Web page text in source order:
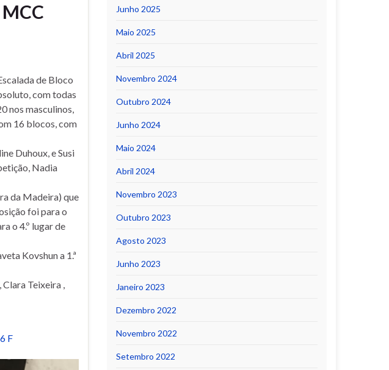
de Bloco
com todas
nos masculinos,
16 blocos, com
Duhoux, e Susi
Nadia
da Madeira) que
foi para o
o 4.º lugar de
Kovshun a 1.ª
Teixeira ,
F
Junho 2025
Maio 2025
Abril 2025
Novembro 2024
Outubro 2024
Junho 2024
Maio 2024
Abril 2024
Novembro 2023
Outubro 2023
Agosto 2023
Junho 2023
Janeiro 2023
Dezembro 2022
Novembro 2022
Setembro 2022